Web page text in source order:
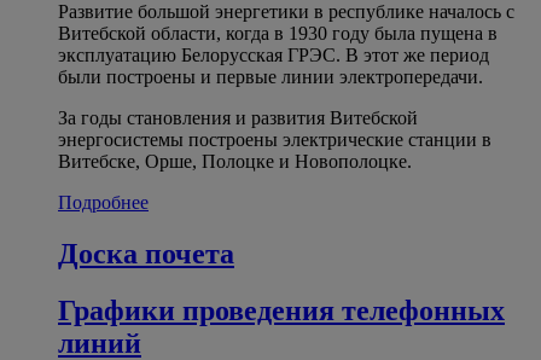
Развитие большой энергетики в республике началось с
Витебской области, когда в 1930 году была пущена в
эксплуатацию Белорусская ГРЭС. В этот же период
были построены и первые линии электропередачи.
За годы становления и развития Витебской
энергосистемы построены электрические станции в
Витебске, Орше, Полоцке и Новополоцке.
Подробнее
Доска почета
Графики проведения телефонных
линий